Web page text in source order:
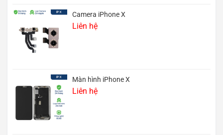
Camera iPhone X
Liên hệ
Màn hình iPhone X
Liên hệ